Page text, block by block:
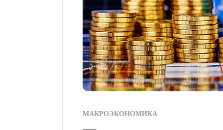
МАКРОЭКОНОМИКА